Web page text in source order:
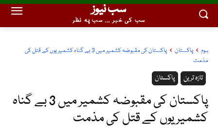
سب نیوز
سب کی خبر ... سب پہ نظر
ہوم پاکستان
پاکستان کی مقبوضہ کشمیر میں 3 بے گناہ کشمیریوں کے قتل کی
مذمت
پاکستان تازہ ترین
پاکستان کی مقبوضہ کشمیر میں 3 بے گناہ
کشمیریوں کے قتل کی مذمت